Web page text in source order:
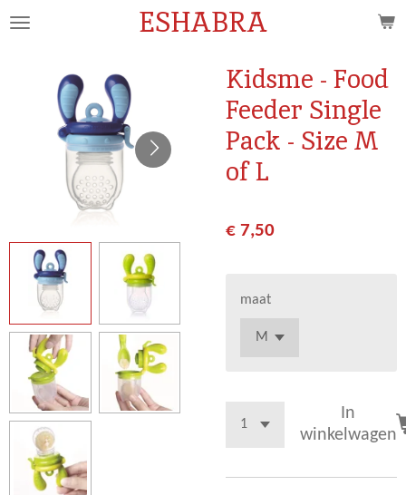
Ga
hoofdinhoud
ESHABRA
Kidsme - Food
Feeder Single
Pack - Size M
of L
€ 7,50
maat
In
winkelwagen